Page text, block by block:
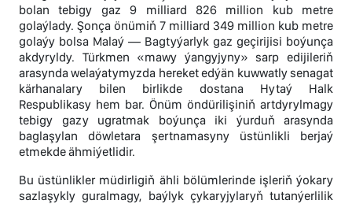
bolan tebigy gaz 9 milliard 826 million kub metre
golaýlady. Şonça önümiň 7 milliard 349 million kub metre
golaýy bolsa Malaý — Bagtyýarlyk gaz geçirijisi boýunça
akdyryldy. Türkmen «mawy ýangyjyny» sarp edijileriň
arasynda welaýatymyzda hereket edýän kuwwatly senagat
kärhanalary bilen birlikde dostana Hytaý Halk
Respublikasy hem bar. Önüm öndürilişiniň artdyrylmagy
tebigy gazy ugratmak boýunça iki ýurduň arasynda
baglaşylan döwletara şertnamasyny üstünlikli berjaý
etmekde ähmiýetlidir.
Bu üstünlikler müdirligiň ähli bölümlerinde işleriň ýokary
sazlaşykly guralmagy, baýlyk çykaryjylaryň tutanýerlilik